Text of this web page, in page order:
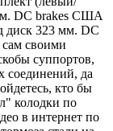
DC brakes США
диск 323 мм. DC
своими
суппортов,
соединений, да
кто бы
колодки по
в интернет по